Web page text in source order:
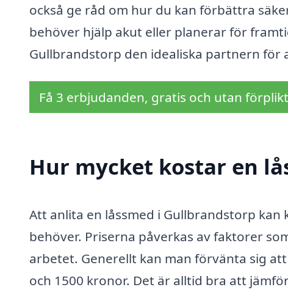
också ge råd om hur du kan förbättra
behöver hjälp akut eller planerar för
Gullbrandstorp den idealiska partnern för
Få 3 erbjudanden, gratis och utan
Hur mycket kostar en
Att anlita en låssmed i Gullbrandstorp
behöver. Priserna påverkas av faktorer
arbetet. Generellt kan man förvänta sig
och 1500 kronor. Det är alltid bra att